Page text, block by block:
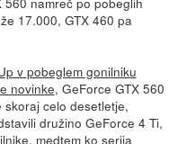
17.000, GTX 460 pa
v pobeglem gonilniku
novinke, GeForce GTX 560
celo desetletje,
družino GeForce 4 Ti,
medtem ko serija